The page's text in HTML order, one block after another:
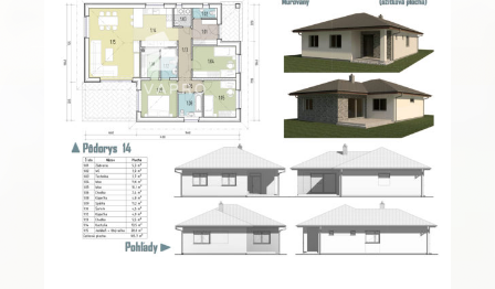
RD do 115m2 – 06